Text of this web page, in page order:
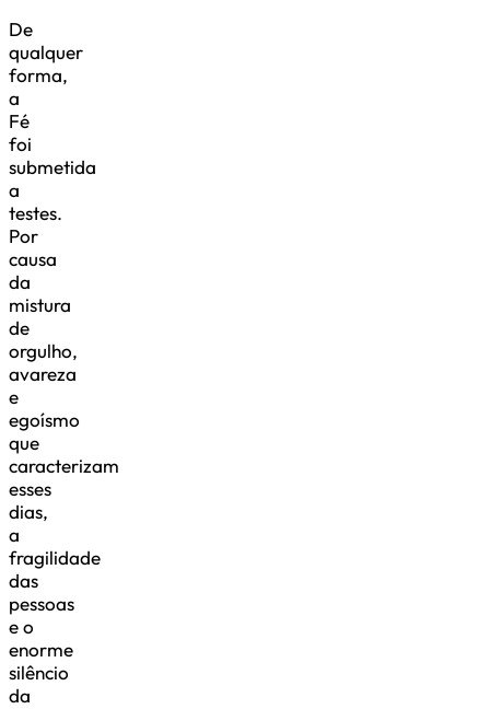
De
qualquer
forma,
a
Fé
foi
submetida
a
testes.
Por
causa
da
mistura
de
orgulho,
avareza
e
egoísmo
que
caracterizam
esses
dias,
a
fragilidade
das
pessoas
e o
enorme
silêncio
da